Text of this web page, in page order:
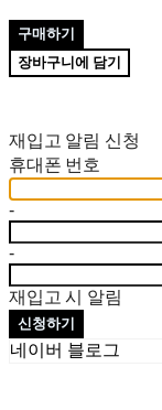
구매하기
장바구니에 담기
재입고 알림 신청
휴대폰 번호
-
-
재입고 시 알림
신청하기
네이버 블로그